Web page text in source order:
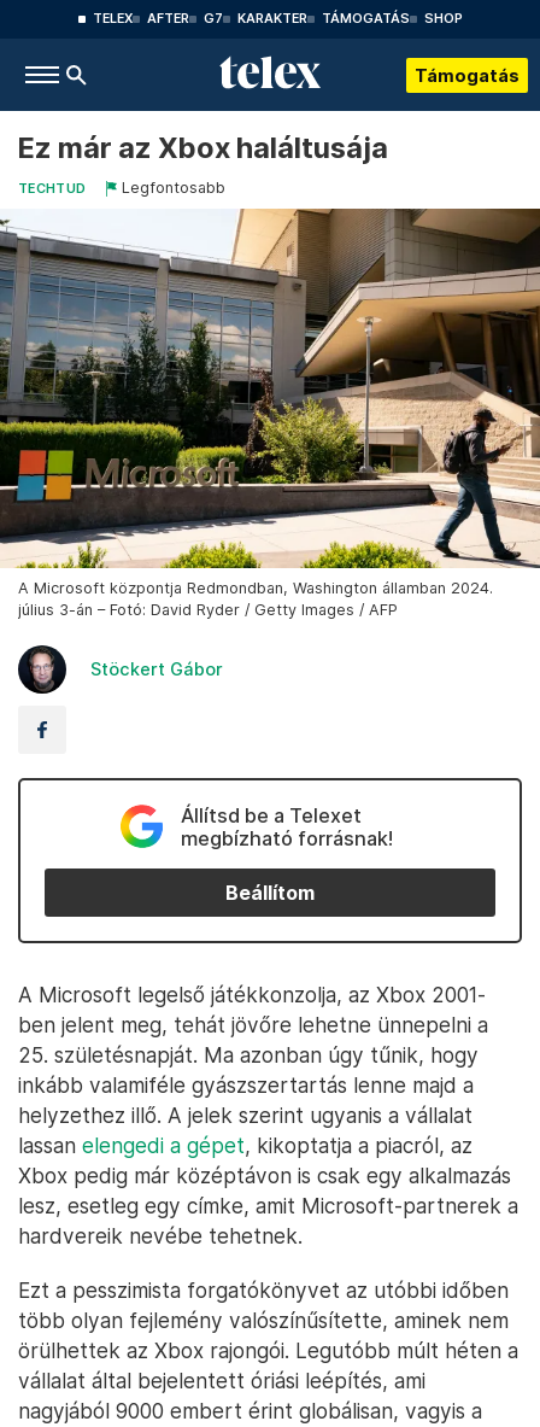
TELEX AFTER G7 KARAKTER TÁMOGATÁS SHOP
Támogatás
Ez már az Xbox haláltusája
TECHTUD Legfontosabb
A Microsoft központja Redmondban, Washington államban 2024.
július 3-án – Fotó: David Ryder / Getty Images / AFP
Stöckert Gábor
Állítsd be a Telexet
megbízható forrásnak!
Beállítom
A Microsoft legelső játékkonzolja, az Xbox 2001-
ben jelent meg, tehát jövőre lehetne ünnepelni a
25. születésnapját. Ma azonban úgy tűnik, hogy
inkább valamiféle gyászszertartás lenne majd a
helyzethez illő. A jelek szerint ugyanis a vállalat
lassan elengedi a gépet, kikoptatja a piacról, az
Xbox pedig már középtávon is csak egy alkalmazás
lesz, esetleg egy címke, amit Microsoft-partnerek a
hardvereik nevébe tehetnek.
Ezt a pesszimista forgatókönyvet az utóbbi időben
több olyan fejlemény valószínűsítette, aminek nem
örülhettek az Xbox rajongói. Legutóbb múlt héten a
vállalat által bejelentett óriási leépítés, ami
nagyjából 9000 embert érint globálisan, vagyis a